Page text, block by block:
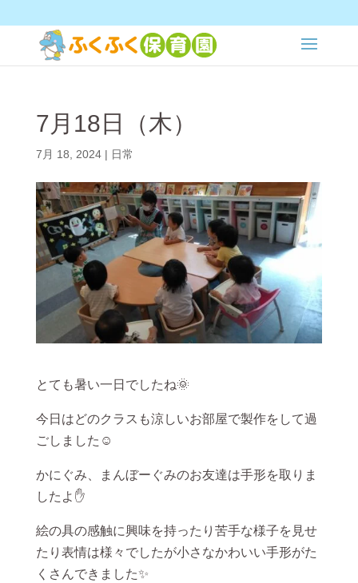
7月18日（木）
7月 18, 2024| 日常
とても暑い一日でしたね🌞
今日はどのクラスも涼しいお部屋で製作をして過
ごしました☺
かにぐみ、まんぼーぐみのお友達は手形を取りま
したよ✋
絵の具の感触に興味を持ったり苦手な様子を見せ
たり表情は様々でしたが小さなかわいい手形がた
くさんできました✨